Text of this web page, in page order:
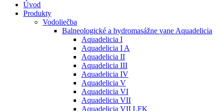
Úvod
Produkty
Vodoliečba
Balneologické a hydromasážne vane Aquadelicia
Aquadelicia I
Aquadelicia I A
Aquadelicia II
Aquadelicia III
Aquadelicia IV
Aquadelicia V
Aquadelicia VI
Aquadelicia VII
Aquadelicia VII LFK